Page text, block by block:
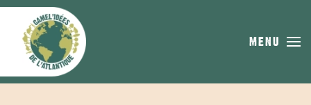
Skip to main content
MENU